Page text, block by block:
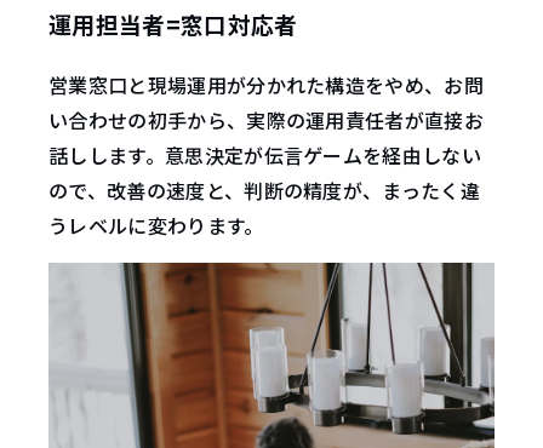
運用担当者=窓口対応者
営業窓口と現場運用が分かれた構造をやめ、お問
い合わせの初手から、実際の運用責任者が直接お
話しします。意思決定が伝言ゲームを経由しない
ので、改善の速度と、判断の精度が、まったく違
うレベルに変わります。